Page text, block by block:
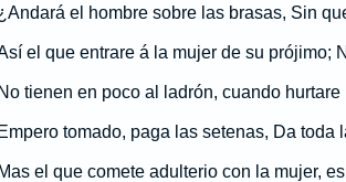
el hombre sobre las brasas, Sin
el que entrare á la mujer de su prójimo;
No tienen en poco al ladrón, cuando
Empero tomado, paga las setenas, Da toda
Mas el que comete adulterio con la mujer,